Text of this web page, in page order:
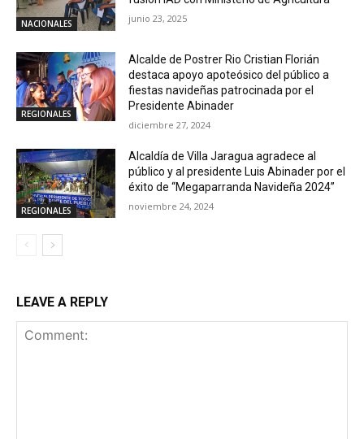
NACIONALES junio 23, 2025
REGIONALES
Alcalde de Postrer Rio Cristian Florián
destaca apoyo apoteósico del público a
fiestas navideñas patrocinada por el
Presidente Abinader
diciembre 27, 2024
REGIONALES
Alcaldía de Villa Jaragua agradece al
público y al presidente Luis Abinader por el
éxito de “Megaparranda Navideña 2024”
noviembre 24, 2024
LEAVE A REPLY